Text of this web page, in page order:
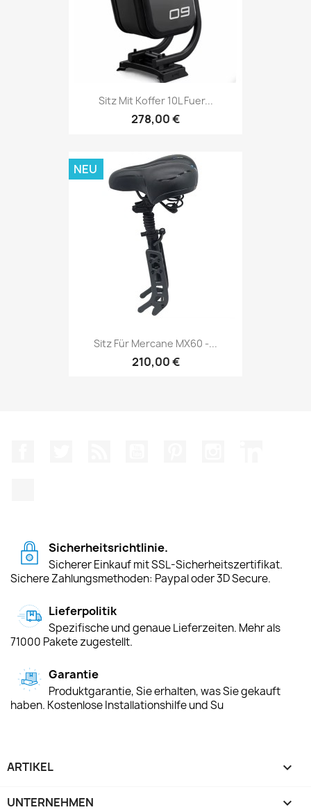
Sitz Mit Koffer 10L Fuer...
278,00 €
Sitz Für Mercane MX60 -...
210,00 €
NEU
Sicherheitsrichtlinie.
Sicherer Einkauf mit SSL-Sicherheitszertifikat.
Sichere Zahlungsmethoden: Paypal oder 3D Secure.
Lieferpolitik
Spezifische und genaue Lieferzeiten. Mehr als
71000 Pakete zugestellt.
Garantie
Produktgarantie, Sie erhalten, was Sie gekauft
haben. Kostenlose Installationshilfe und Su
ARTIKEL 
UNTERNEHMEN 